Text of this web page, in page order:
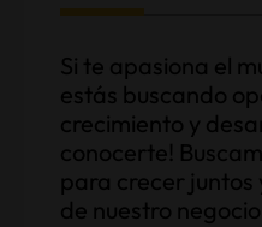
Si te apasiona el
estás buscando
crecimiento y
conocerte!
para crecer juntos
de nuestro